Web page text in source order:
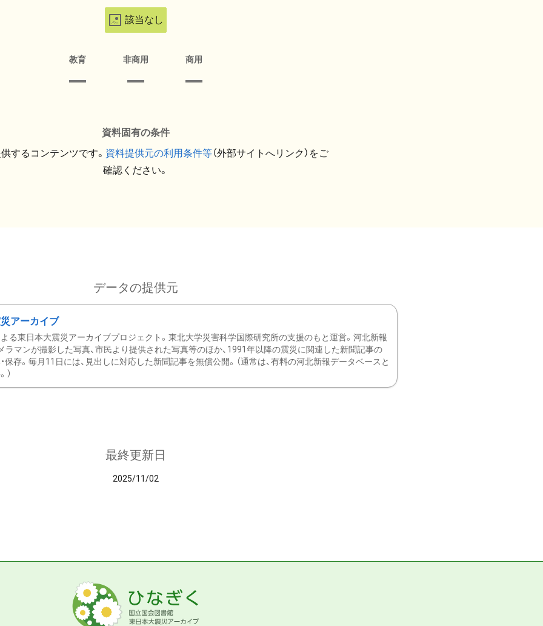
該当なし
教育 非商用 商用
資料固有の条件
するコンテンツです。 資料提供元の利用条件等（外部サイトへリンク）をご
確認ください。
データの提供元
アーカイブ
る東日本大震災アーカイブプロジェクト。東北大学災害科学国際研究所の支援のもと運営。河北新報
ラマンが撮影した写真、市民より提供された写真等のほか、1991年以降の震災に関連した新聞記事の
保存。毎月11日には、見出しに対応した新聞記事を無償公開。（通常は、有料の河北新報データベースと
）
最終更新日
2025/11/02